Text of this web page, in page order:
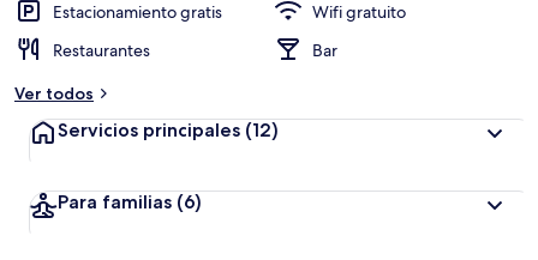
Estacionamiento gratis
Wifi gratuito
Restaurantes
Bar
Ver todos
Servicios principales (12)
Para familias (6)